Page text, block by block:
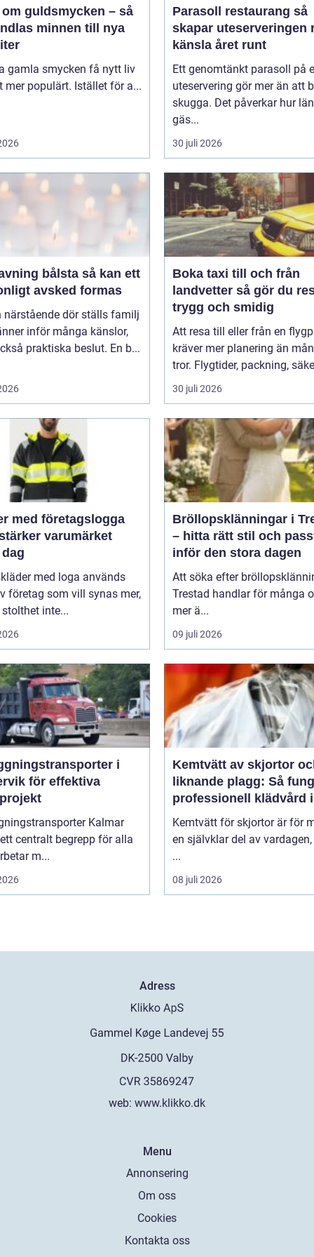
guldsmycken – så
minnen till nya
gamla smycken få nytt liv
mer populärt. Istället för a...
Parasoll restaurang så
skapar uteserveringen
känsla året runt
Ett genomtänkt parasoll på
uteservering gör mer än att
skugga. Det påverkar hur
gäs...
30 juli 2026
bålsta så kan ett
avsked formas
närstående dör ställs familj
inför många känslor,
praktiska beslut. En b...
Boka taxi till och från
landvetter så gör du resan
trygg och smidig
Att resa till eller från en
kräver mer planering än
tror. Flygtider, packning,
30 juli 2026
med företagslogga
varumärket
med loga används
företag som vill synas mer,
inte...
Bröllopsklänningar i
– hitta rätt stil och
inför den stora dagen
Att söka efter
Trestad handlar för många
mer ä...
09 juli 2026
i
för effektiva
Kalmar
centralt begrepp för alla
m...
Kemtvätt av skjortor
liknande plagg: Så
professionell klädvård i
praktiken
Kemtvätt för skjortor är för
en självklar del av
...
08 juli 2026
Adress
web: www.klikko.dk
Menu
Annonsering
Om oss
Cookies
Kontakta oss